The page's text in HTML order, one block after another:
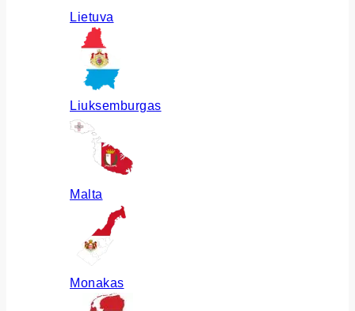
Lietuva
Liuksemburgas
Malta
Monakas